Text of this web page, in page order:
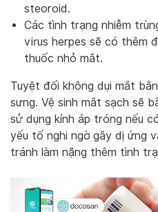
steoroid.
Các tình trạng nhiễm
virus herpes sẽ có thêm
thuốc nhỏ mắt.
Tuyệt đối không dụi mắt
sưng. Vệ sinh mắt sạch sẽ
sử dụng kính áp tróng nếu
yếu tố nghi ngờ gây dị ứng
tránh làm nặng thêm tình